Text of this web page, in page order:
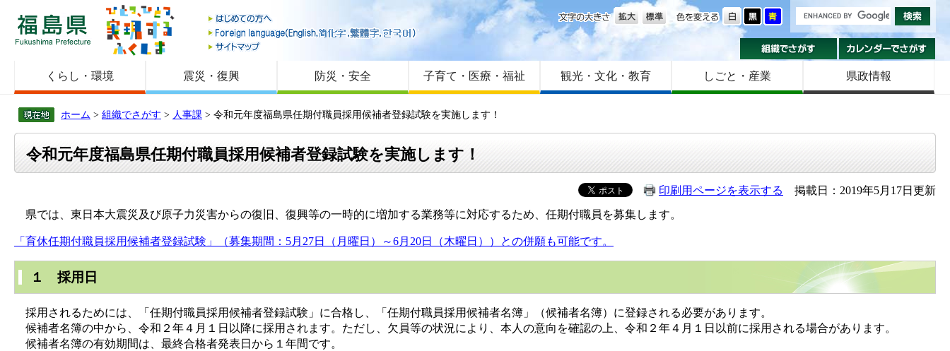
福島県
はじめての方へ
Foreign language
サイトマップ
色を変える
文字の大きさ
組織でさがす
くらし・環境 震災・復興 防災・安全 子育て・医療・福祉 観光・文化・教育 しごと・産業 県政情報
ホーム > 組織でさがす > 人事課 > 令和元年度福島県任期付職員採用候補者登録試験を実施します！
令和元年度福島県任期付職員採用候補者登録試験を実施します！
印刷用ページを表示する
掲載日：2019年5月17日更新
県では、東日本大震災及び原子力災害からの復旧、復興等の一時的に増加する業務等に対応するため、任期付職員を募集します。
「育休任期付職員採用候補者登録試験」（募集期間：5月27日（月曜日）～6月20日（木曜日））との併願も可能です。
１ 採用日
採用されるためには、「任期付職員採用候補者登録試験」に合格し、「任期付職員採用候補者名簿」（候補者名簿）に登録される必要があります。
候補者名簿の中から、令和２年４月１日以降に採用されます。ただし、欠員等の状況により、本人の意向を確認の上、令和２年４月１日以前に採用される場合があります。
候補者名簿の有効期間は、最終合格者発表日から１年間です。